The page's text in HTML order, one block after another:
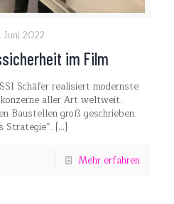
Juni 2022
im Film
Schäfer realisiert modernste
aller Art weltweit.
Baustellen groß geschrieben.
Strategie“. […]
Mehr erfahren